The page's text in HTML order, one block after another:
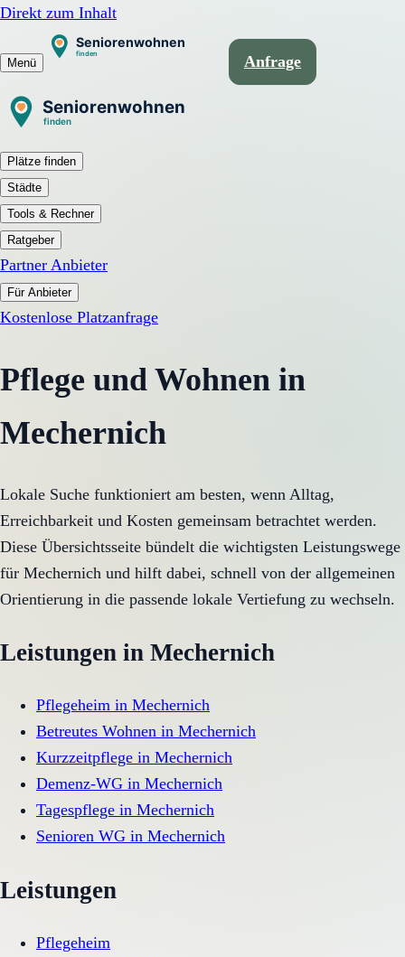
Direkt zum Inhalt
Menü Anfrage
Plätze finden
Städte
Tools & Rechner
Ratgeber
Partner Anbieter
Für Anbieter
Kostenlose Platzanfrage
Pflege und Wohnen in
Mechernich
Lokale Suche funktioniert am besten, wenn Alltag,
Erreichbarkeit und Kosten gemeinsam betrachtet werden.
Diese Übersichtsseite bündelt die wichtigsten Leistungswege
für Mechernich und hilft dabei, schnell von der allgemeinen
Orientierung in die passende lokale Vertiefung zu wechseln.
Leistungen in Mechernich
Pflegeheim in Mechernich
Betreutes Wohnen in Mechernich
Kurzzeitpflege in Mechernich
Demenz-WG in Mechernich
Tagespflege in Mechernich
Senioren WG in Mechernich
Leistungen
Pflegeheim